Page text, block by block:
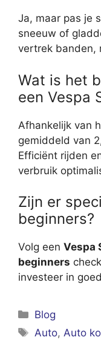
Ja, maar pas je
sneeuw of
vertrek banden,
Wat is het
een Vespa
Afhankelijk van
gemiddeld van
Efficiënt rijden
verbruik
Zijn er
beginners?
Volg een Vespa
beginners
investeer in
Categorieën
Blog
Tags
Auto,Auto